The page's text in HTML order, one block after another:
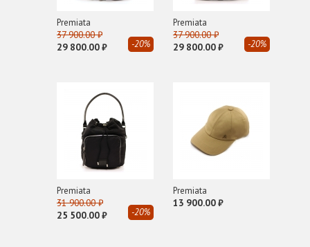
GIORGIO ARMANI
John Richmond
Premiata
37 900.00 ₽
29 800.00 ₽
-20%
Premiata
37 900.00 ₽
29 800.00 ₽
-20%
Premiata
31 900.00 ₽
25 500.00 ₽
-20%
Premiata
13 900.00 ₽